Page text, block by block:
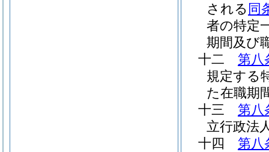
される 同
者の特定
期間及び
十二
第八
規定する
た在職期
十三
第八
立行政法
十四
第八